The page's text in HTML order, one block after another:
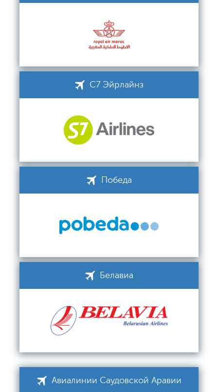
С7 Эйрлайнз
Победа
Белавиа
Авиалинии Саудовской Аравии